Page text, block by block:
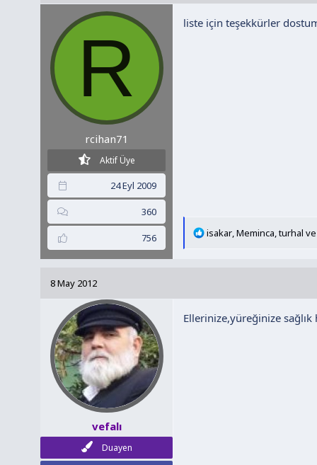
l
e
R
rcihan71
Aktif Üye
24 Eyl 2009
360
756
liste için teşekkürler
T
l
e
isakar ,Meminca ,turhal
8 May 2012
vefalı
Duayen
Ellerinize,yüreğinize